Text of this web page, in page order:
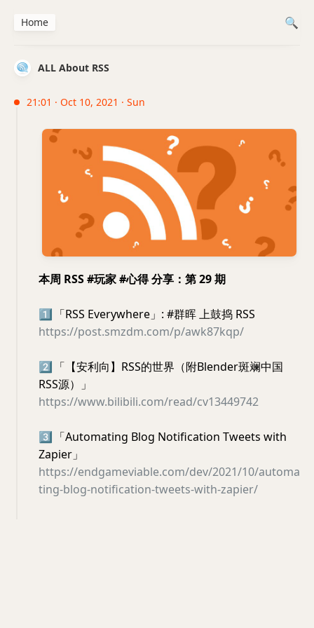
ALL About RSS
21:01 · Oct 10, 2021 · Sun
本周 RSS #玩家 #心得 分享：第 29 期
1️⃣ 「RSS Everywhere」: #群晖 上鼓捣 RSS
https://post.smzdm.com/p/awk87kqp/
2️⃣ 「【安利向】RSS的世界（附Blender斑斓中国
RSS源）」
https://www.bilibili.com/read/cv13449742
3️⃣ 「Automating Blog Notification Tweets with
Zapier」
https://endgameviable.com/dev/2021/10/automa
ting-blog-notification-tweets-with-zapier/
Home